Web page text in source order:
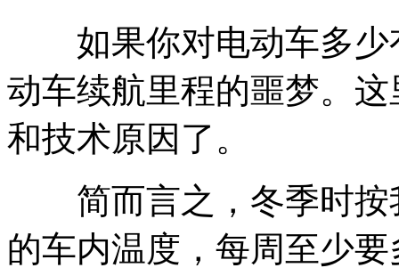
如果你对电动车多少
动车续航里程的噩梦。
和技术原因了。
简而言之，冬季时按
的车内温度，每周至少